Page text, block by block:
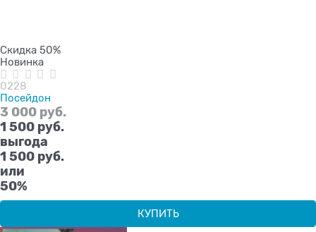
Скидка 50%
Новинка
0228
Посейдон
3 000 руб.
1 500 руб.
выгода
1 500 руб.
или
50%
КУПИТЬ